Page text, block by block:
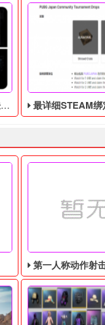
最详细STEAM绑定全球账号以
第一人称动作射击游戏《绝地